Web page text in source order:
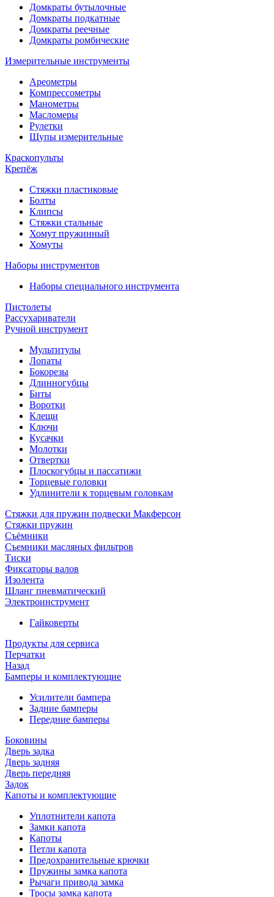
Домкраты бутылочные
Домкраты подкатные
Домкраты реечные
Домкраты ромбические
Измерительные инструменты
Ареометры
Компрессометры
Манометры
Масломеры
Рулетки
Щупы измерительные
Краскопульты
Крепёж
Стяжки пластиковые
Болты
Клипсы
Стяжки стальные
Хомут пружинный
Хомуты
Наборы инструментов
Наборы специального инструмента
Пистолеты
Рассухариватели
Ручной инструмент
Мультитулы
Лопаты
Бокорезы
Длинногубцы
Биты
Воротки
Клещи
Ключи
Кусачки
Молотки
Отвертки
Плоскогубцы и пассатижи
Торцевые головки
Удлинители к торцевым головкам
Стяжки для пружин подвески Макферсон
Стяжки пружин
Съёмники
Съемники масляных фильтров
Тиски
Фиксаторы валов
Изолента
Шланг пневматический
Электроинструмент
Гайковерты
Продукты для сервиса
Перчатки
Назад
Бамперы и комплектующие
Усилители бампера
Задние бамперы
Передние бамперы
Боковины
Дверь задка
Дверь задняя
Дверь передняя
Задок
Капоты и комплектующие
Уплотнители капота
Замки капота
Капоты
Петли капота
Предохранительные крючки
Пружины замка капота
Рычаги привода замка
Тросы замка капота